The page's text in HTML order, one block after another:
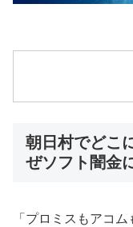
朝日村でどこ
ぜソフト闇金
「プロミスもアコ